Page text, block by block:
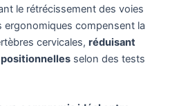
le rétrécissement des voies
ergonomiques compensent la
cervicales, réduisant
positionnelles selon des tests